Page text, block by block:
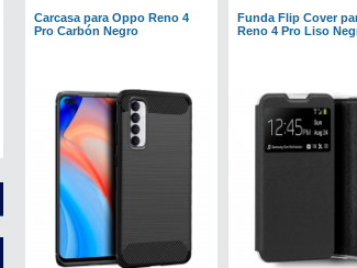
Carcasa para Oppo Reno 4
Pro Carbón Negro
Funda Flip Cover
Reno 4 Pro Liso